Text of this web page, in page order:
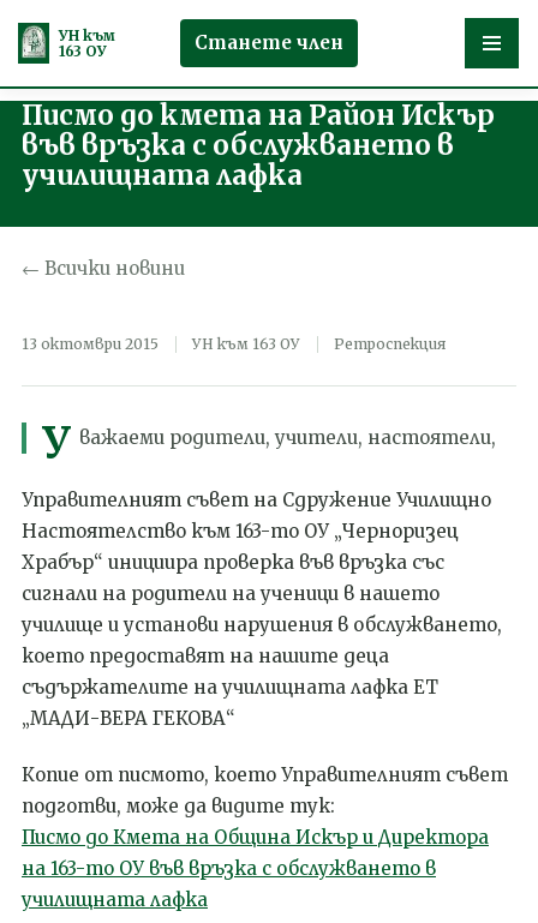
Продължете
към
съдържанието
УН към
163 ОУ
Станете член
Писмо до кмета на Район Искър
във връзка с обслужването в
училищната лафка
← Всички новини
13 октомври 2015 УН към 163 ОУ Ретроспекция
У важаеми родители, учители, настоятели,
Управителният съвет на Сдружение Училищно
Настоятелство към 163-то ОУ „Черноризец
Храбър“ инициира проверка във връзка със
сигнали на родители на ученици в нашето
училище и установи нарушения в обслужването,
което предоставят на нашите деца
съдържателите на училищната лафка ЕТ
„МАДИ-ВЕРА ГЕКОВА“
Копие от писмото, което Управителният съвет
подготви, може да видите тук:
Писмо до Кмета на Община Искър и Директора
на 163-то ОУ във връзка с обслужването в
училищната лафка